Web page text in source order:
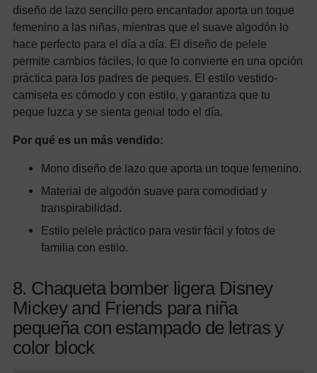
diseño de lazo sencillo pero encantador aporta un toque
femenino a las niñas, mientras que el suave algodón lo
hace perfecto para el día a día. El diseño de pelele
permite cambios fáciles, lo que lo convierte en una opción
práctica para los padres de peques. El estilo vestido-
camiseta es cómodo y con estilo, y garantiza que tu
peque luzca y se sienta genial todo el día.
Por qué es un más vendido:
Mono diseño de lazo que aporta un toque femenino.
Material de algodón suave para comodidad y
transpirabilidad.
Estilo pelele práctico para vestir fácil y fotos de
familia con estilo.
8. Chaqueta bomber ligera Disney
Mickey and Friends para niña
pequeña con estampado de letras y
color block